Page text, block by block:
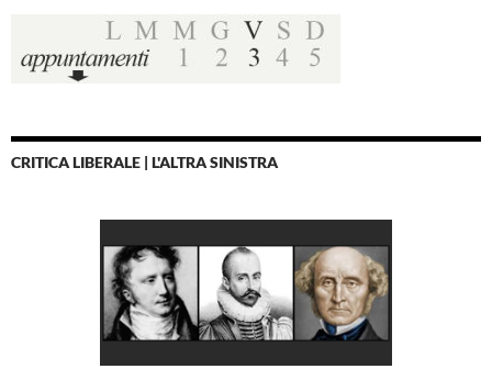
CRITICA LIBERALE | L'ALTRA SINISTRA